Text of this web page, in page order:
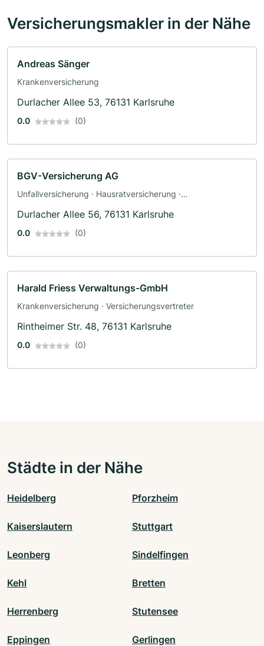
Versicherungsmakler in der Nähe
Andreas Sänger
Krankenversicherung
Durlacher Allee 53, 76131 Karlsruhe
0.0 (0)
BGV-Versicherung AG
Unfallversicherung · Hausratversicherung ·
Krankenversicherung
Durlacher Allee 56, 76131 Karlsruhe
0.0 (0)
Harald Friess Verwaltungs-GmbH
Krankenversicherung · Versicherungsvertreter
Rintheimer Str. 48, 76131 Karlsruhe
0.0 (0)
Städte in der Nähe
Heidelberg Pforzheim
Kaiserslautern Stuttgart
Leonberg Sindelfingen
Kehl Bretten
Herrenberg Stutensee
Eppingen Gerlingen